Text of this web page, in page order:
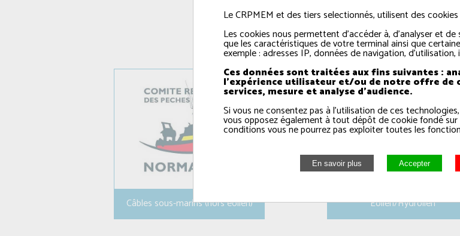
Câbles sous-marins (hors éolien) Eolien/Hydrolien
Le CRPMEM et des tiers selectionnés, utilisent des
Les cookies nous permettent d'accéder à, d'analyser et
que les caractéristiques de votre terminal ainsi que
exemple : adresses IP, données de navigation,
Ces données sont traitées aux fins suivantes :
l'expérience utilisateur et/ou de notre offre de
services, mesure et analyse d'audience.
Si vous ne consentez pas à l'utilisation de ces
vous opposez également à tout dépôt de cookie fondé
conditions vous ne pourrez pas exploiter toutes les